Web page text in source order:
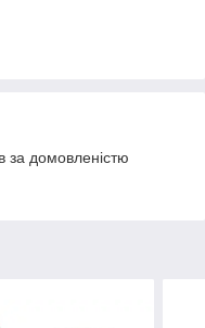
за домовленістю